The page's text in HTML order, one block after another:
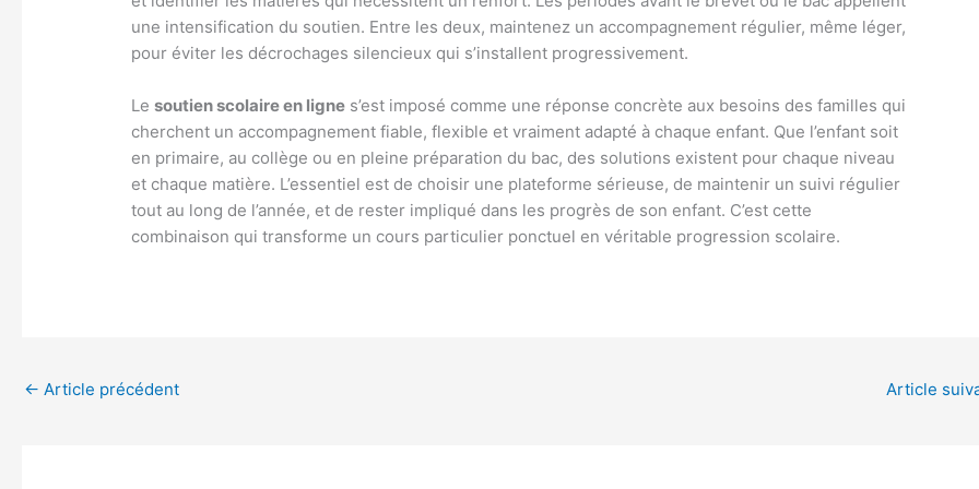
une intensification du soutien. Entre les deux, maintenez un accompagnement régulier, même léger,
pour éviter les décrochages silencieux qui s’installent progressivement.
Lesoutien scolaire en ligne s’est imposé comme une réponse concrète aux besoins des familles qui
cherchent un accompagnement fiable, flexible et vraiment adapté à chaque enfant. Que l’enfant soit
en primaire, au collège ou en pleine préparation du bac, des solutions existent pour chaque niveau
et chaque matière. L’essentiel est de choisir une plateforme sérieuse, de maintenir un suivi régulier
tout au long de l’année, et de rester impliqué dans les progrès de son enfant. C’est cette
combinaison qui transforme un cours particulier ponctuel en véritable progression scolaire.
← Article précédent Article